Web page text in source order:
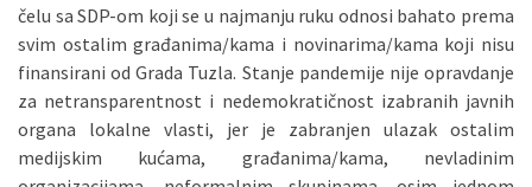
čelu sa SDP-om koji se u najmanju ruku odnosi bahato prema
svim ostalim građanima/kama i novinarima/kama koji nisu
finansirani od Grada Tuzla. Stanje pandemije nije opravdanje
za netransparentnost i nedemokratičnost izabranih javnih
organa lokalne vlasti, jer je zabranjen ulazak ostalim
medijskim kućama, građanima/kama, nevladinim